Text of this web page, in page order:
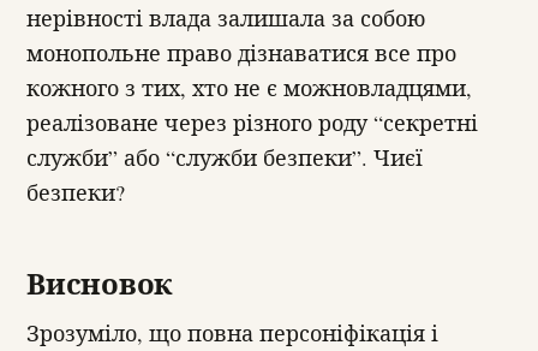
нерівності влада залишала за собою
монопольне право дізнаватися все про
кожного з тих, хто не є можновладцями,
реалізоване через різного роду “секретні
служби” або “служби безпеки”. Чиєї
безпеки?
Висновок
Зрозуміло, що повна персоніфікація і